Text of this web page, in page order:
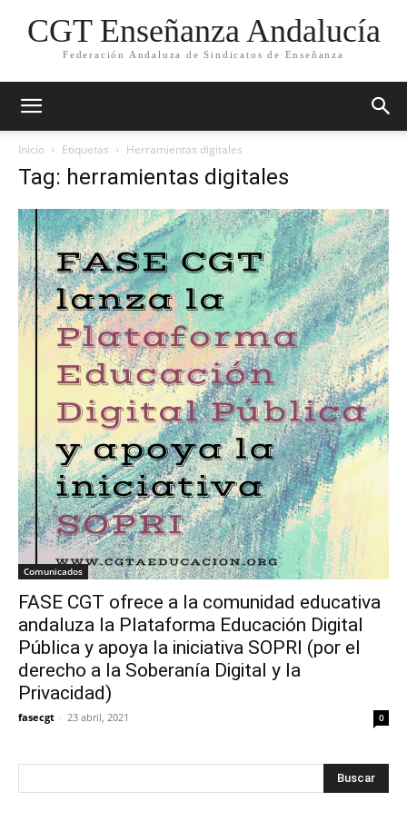
CGT Enseñanza Andalucía
Federación Andaluza de Sindicatos de Enseñanza
Inicio Etiquetas Herramientas digitales
Tag: herramientas digitales
Comunicados
FASE CGT ofrece a la comunidad educativa
andaluza la Plataforma Educación Digital
Pública y apoya la iniciativa SOPRI (por el
derecho a la Soberanía Digital y la
Privacidad)
fasecgt - 23 abril, 2021 0